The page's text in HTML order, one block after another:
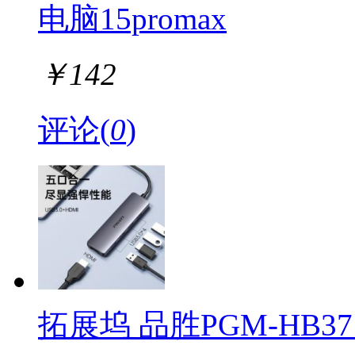
电脑15promax
￥142
评论(0)
拓展坞 品胜PGM-